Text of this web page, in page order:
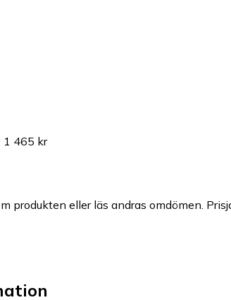
1 465 kr
produkten eller läs andras omdömen.